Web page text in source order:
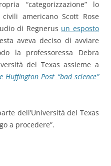
“categorizzazione” lo
americano Scott Rose
di Regnerus un esposto
aveva deciso di avviare
la professoressa Debra
del Texas assieme a
Huffington Post “bad science”
dell’Università del Texas
a procedere”.